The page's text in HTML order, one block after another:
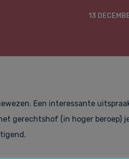
13
Een interessante
gerechtshof (in hoger beroep)